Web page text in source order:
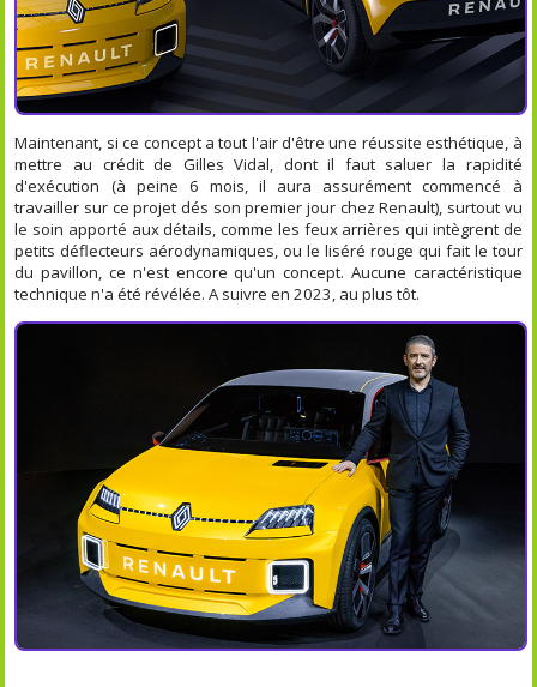
Maintenant, si ce concept a tout l'air d'être une réussite esthétique, à
mettre au crédit de Gilles Vidal, dont il faut saluer la rapidité
d'exécution (à peine 6 mois, il aura assurément commencé à
travailler sur ce projet dés son premier jour chez Renault), surtout vu
le soin apporté aux détails, comme les feux arrières qui intègrent de
petits déflecteurs aérodynamiques, ou le liséré rouge qui fait le tour
du pavillon, ce n'est encore qu'un concept. Aucune caractéristique
technique n'a été révélée. A suivre en 2023, au plus tôt.